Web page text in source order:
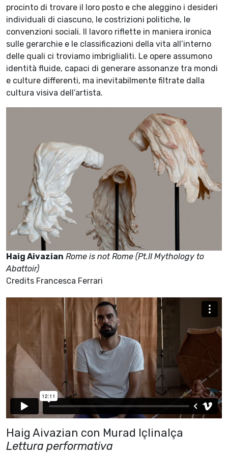
procinto di trovare il loro posto e che aleggino i desideri
individuali di ciascuno, le costrizioni politiche, le
convenzioni sociali. Il lavoro riflette in maniera ironica
sulle gerarchie e le classificazioni della vita all’interno
delle quali ci troviamo imbriglialiti. Le opere assumono
identità fluide, capaci di generare assonanze tra mondi
e culture differenti, ma inevitabilmente filtrate dalla
cultura visiva dell’artista.
Haig Aivazian Rome is not Rome (Pt.II Mythology to
Abattoir)
Credits Francesca Ferrari
Haig Aivazian con Murad Içlinalça
Lettura performativa